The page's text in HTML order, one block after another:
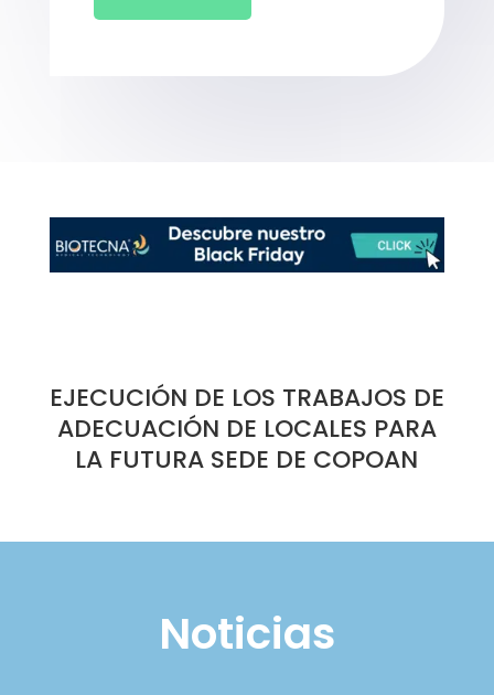
EJECUCIÓN DE LOS TRABAJOS DE
ADECUACIÓN DE LOCALES PARA
LA FUTURA SEDE DE COPOAN
Noticias